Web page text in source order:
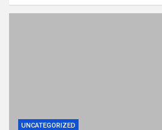
UNCATEGORIZED